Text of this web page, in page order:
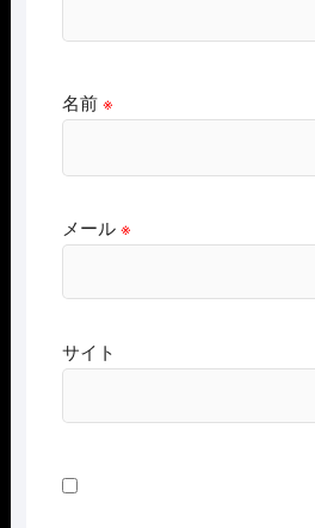
名前 ※
メール ※
サイト